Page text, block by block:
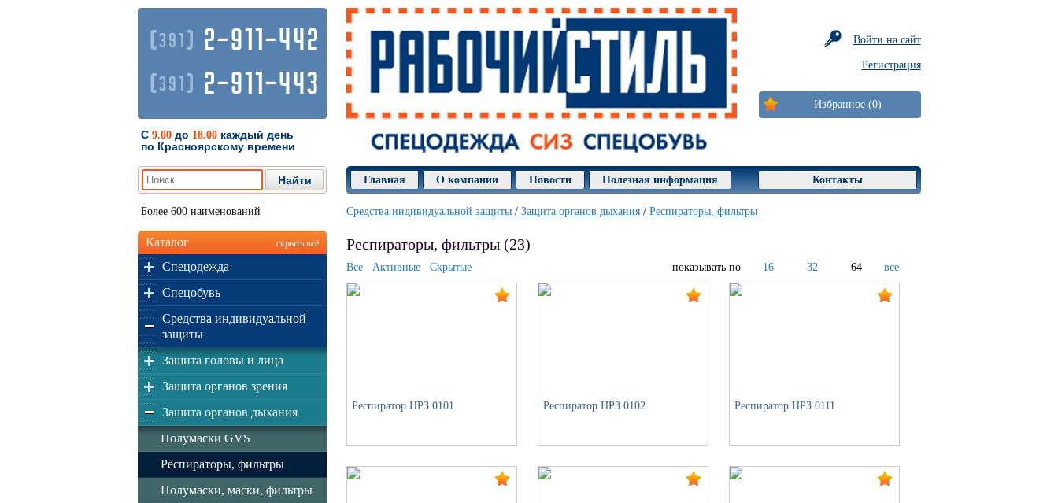
(391) 2-911-442
(391) 2-911-443
С 9.00до 18.00каждый день
по Красноярскому времени
Войти на сайт
Регистрация
Избранное (0)
Главная О компании Новости Полезная информация Контакты
Более 600 наименований
Каталог скрыть всё
Спецодежда
Спецобувь
Средства индивидуальной
защиты
Защита головы и лица
Защита органов зрения
Защита органов дыхания
Полумаски GVS
Респираторы, фильтры
Полумаски, маски, фильтры
Средства индивидуальной защиты/ Защита органов дыхания/ Респираторы, фильтры
Респираторы, фильтры (23)
Все Активные Скрытые все
64
32
16
показывать по
Респиратор НРЗ 0101 Респиратор НРЗ 0102 Респиратор НРЗ 0111